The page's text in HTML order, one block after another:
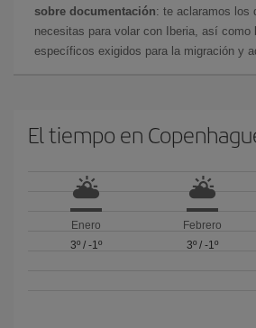
sobre documentación: te aclaramos los
necesitas para volar con Iberia, así como
específicos exigidos para la migración y
El tiempo en
Enero
3º/ -1º
Febrero
3º/ -1º